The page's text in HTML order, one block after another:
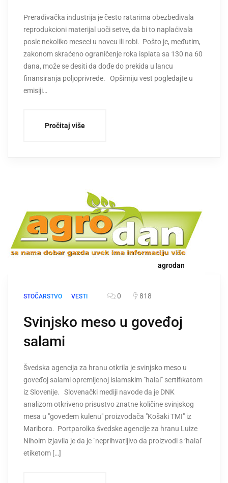
Prerađivačka industrija je često ratarima obezbeđivala
reprodukcioni materijal uoči setve, da bi to naplaćivala
posle nekoliko meseci u novcu ili robi. Pošto je, međutim,
zakonom skraćeno ograničenje roka isplata sa 130 na 60
dana, može se desiti da dođe do prekida u lancu
finansiranja poljoprivrede. Opširniju vest pogledajte u
emisiji…
Pročitaj više
agrodan
STOČARSTVO VESTI 0 818
Svinjsko meso u goveđoj
salami
Švedska agencija za hranu otkrila je svinjsko meso u
goveđoj salami opremljenoj islamskim "halal" sertifikatom
iz Slovenije. Slovenački mediji navode da je DNK
analizom otkriveno prisustvo znatne količine svinjskog
mesa u "goveđem kulenu" proizvođača "Košaki TMI" iz
Maribora. Portparolka švedske agencije za hranu Luize
Niholm izjavila je da je "neprihvatljivo da proizvodi s ‘halal’
etiketom […]